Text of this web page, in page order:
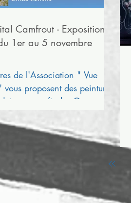
Camfrout - Exposition -
1er au 5 novembre
de l'Association " Vue
proposent des peintures
au profit des Oeuvres
la commune...